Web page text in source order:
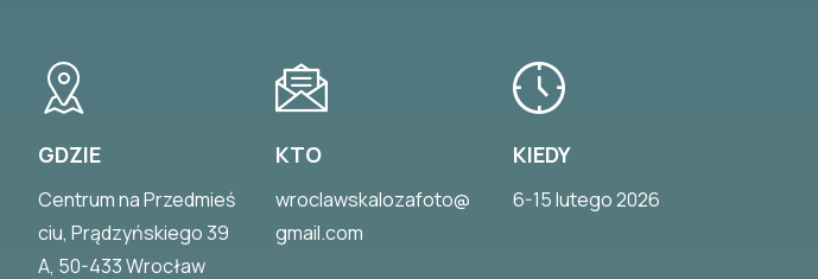
GDZIE
Centrum na Przedmieś
ciu, Prądzyńskiego 39
A, 50-433 Wrocław
KTO
wroclawskalozafoto@
gmail.com
KIEDY
6-15 lutego 2026